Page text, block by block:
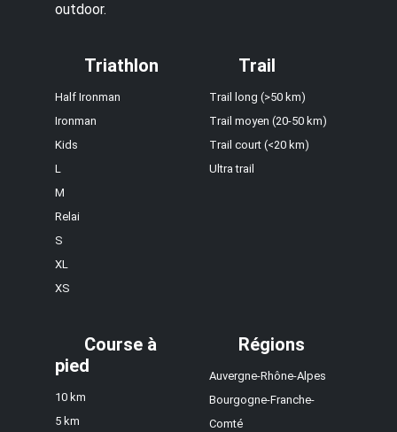
outdoor.
Triathlon
Half Ironman
Ironman
Kids
L
M
Relai
S
XL
XS
Trail
Trail long (>50 km)
Trail moyen (20-50 km)
Trail court (<20 km)
Ultra trail
Course à
pied
10 km
5 km
Régions
Auvergne-Rhône-Alpes
Bourgogne-Franche-
Comté